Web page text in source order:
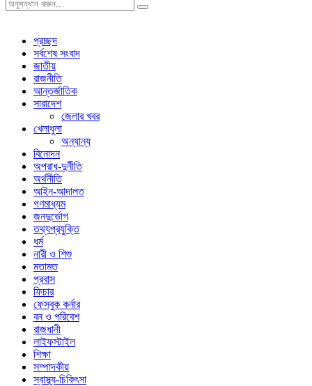
প্রচ্ছদ
সর্বশেষ সংবাদ
জাতীয়
রাজনীতি
আন্তর্জাতিক
সারাদেশ
জেলার খবর
খেলাধুলা
অন্যান্য
বিনোদন
অপরাধ-দুর্নীতি
অর্থনীতি
আইন-আদালত
গণমাধ্যম
জনদুর্ভোগ
তথ্যপ্রযুক্তি
ধর্ম
নারী ও শিশু
মতামত
প্রবাস
ফিচার
ফেসবুক কর্নার
বন ও পরিবেশ
রাজধানী
লাইফস্টাইল
শিক্ষা
সম্পাদকীয়
স্বাস্থ্য-চিকিৎসা